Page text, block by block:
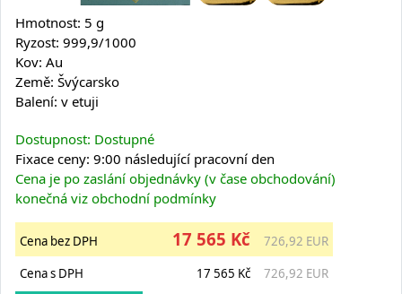
Hmotnost: 5 g
Ryzost: 999,9/1000
Kov: Au
Země: Švýcarsko
Balení: v etuji
Dostupnost: Dostupné
Fixace ceny: 9:00 následující pracovní den
Cena je po zaslání objednávky (v čase obchodování)
konečná viz obchodní podmínky
Cena bez DPH 17 565 Kč
726,92 EUR
Cena s DPH
17 565 Kč 726,92 EUR